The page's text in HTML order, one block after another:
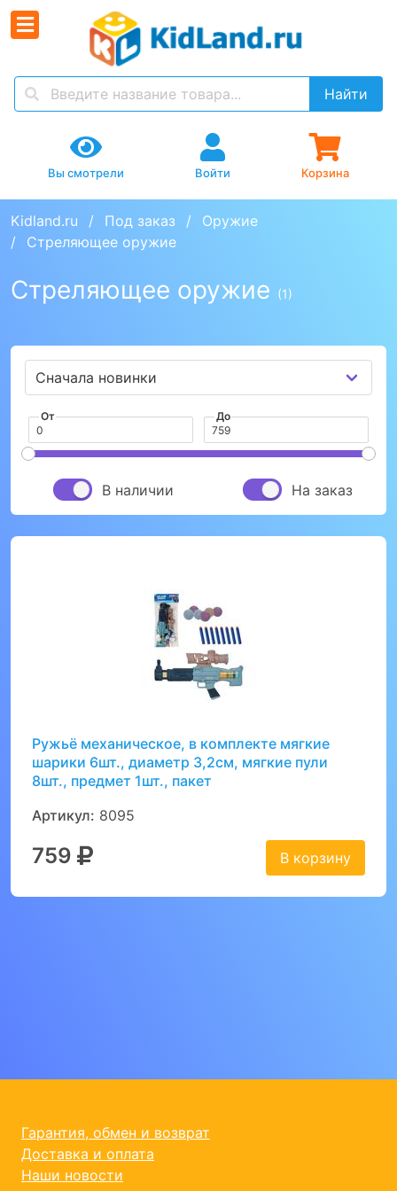
Найти
Вы смотрели Войти Корзина
Kidland.ru Под заказ
Оружие
Стреляющее оружие
Стреляющее оружие (1)
От До
В наличии На заказ
Ружьё механическое, в комплекте мягкие
шарики 6шт., диаметр 3,2см, мягкие пули
8шт., предмет 1шт., пакет
Артикул: 8095
759 В корзину
Гарантия, обмен и возврат
Доставка и оплата
Наши новости